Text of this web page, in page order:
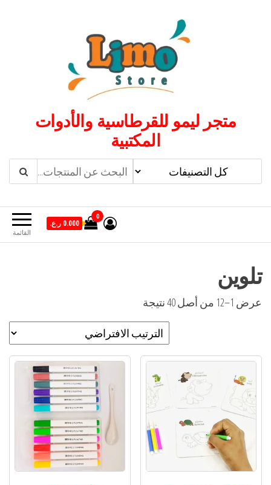
متجر ليمو للقرطاسية والأدوات
المكتبية
القائمة
0
0.000 ر.ع.
تلوين
عرض 1–12 من أصل 40 نتيجة